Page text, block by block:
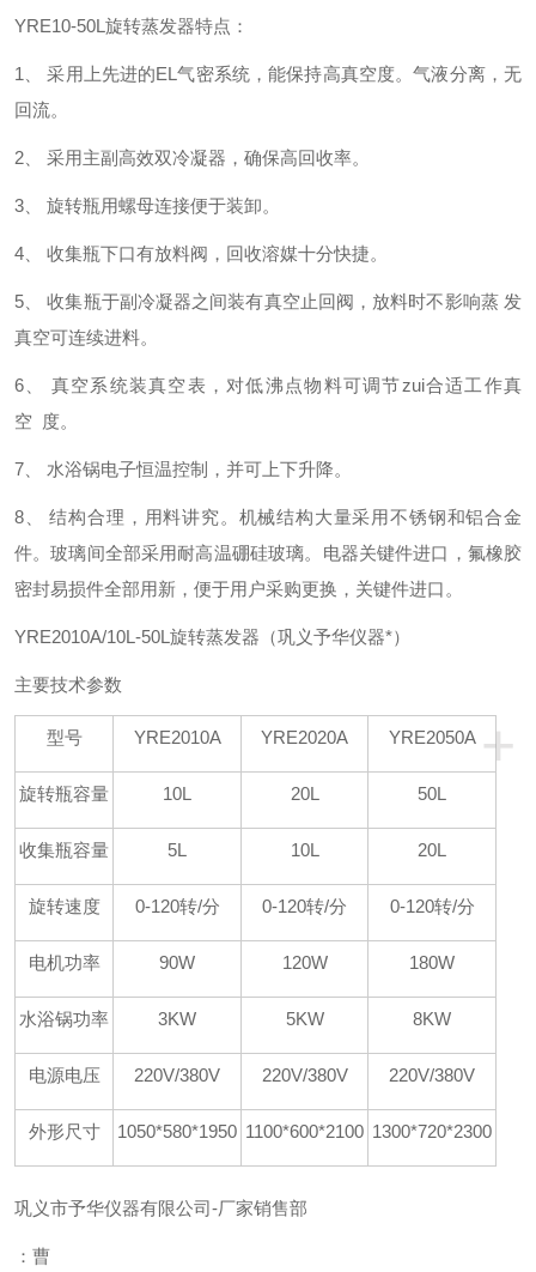
YRE10-50L旋转蒸发器特点：
1、 采用上先进的EL气密系统，能保持高真空度。气液分离，无
回流。
2、 采用主副高效双冷凝器，确保高回收率。
3、 旋转瓶用螺母连接便于装卸。
4、 收集瓶下口有放料阀，回收溶媒十分快捷。
5、 收集瓶于副冷凝器之间装有真空止回阀，放料时不影响蒸 发
真空可连续进料。
6、 真空系统装真空表，对低沸点物料可调节zui合适工作真
空 度。
7、 水浴锅电子恒温控制，并可上下升降。
8、 结构合理，用料讲究。机械结构大量采用不锈钢和铝合金
件。玻璃间全部采用耐高温硼硅玻璃。电器关键件进口，氟橡胶
密封易损件全部用新，便于用户采购更换，关键件进口。
YRE2010A/10L-50L旋转蒸发器（巩义予华仪器*）
主要技术参数
+
型号 YRE2010A YRE2020A YRE2050A
旋转瓶容量 10L 20L 50L
收集瓶容量 5L 10L 20L
旋转速度 0-120转/分 0-120转/分 0-120转/分
电机功率 90W 120W 180W
水浴锅功率 3KW 5KW 8KW
电源电压 220V/380V 220V/380V 220V/380V
外形尺寸 1050*580*1950 1100*600*2100 1300*720*2300
巩义市予华仪器有限公司-厂家销售部
：曹